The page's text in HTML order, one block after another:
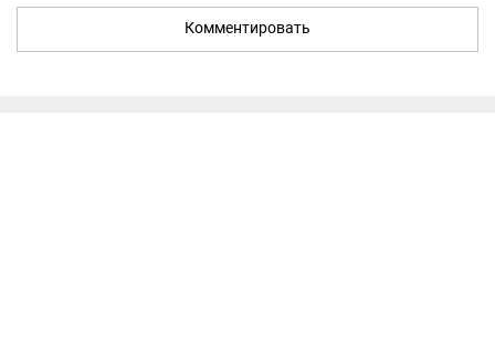
Комментировать